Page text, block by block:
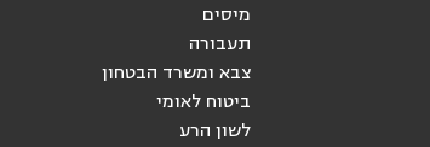
מיסים
תעבורה
צבא ומשרד הבטחון
ביטוח לאומי
לשון הרע